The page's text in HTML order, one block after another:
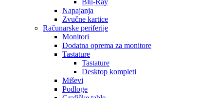
Napajanja
Zvučne kartice
Računarske periferije
Monitori
Dodatna oprema za monitore
Tastature
Tastature
Desktop kompleti
Miševi
Podloge